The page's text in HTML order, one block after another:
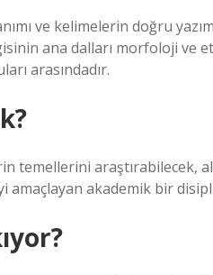
ve kelimelerin doğru
ana dalları morfoloji ve
arasındadır.
temellerini araştırabilecek,
amaçlayan akademik bir